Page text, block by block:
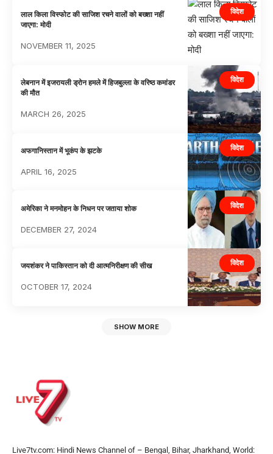
विदेश
लाल किला विस्फोट की साजिश रचने वालों को बख्शा नहीं
जाएगा: मोदी
NOVEMBER 11, 2025
विदेश
लेबनान में इजरायली ड्रोन हमले में हिजबुल्ला के वरिष्ठ कमांडर
की मौत
MARCH 26, 2025
विदेश
अफगानिस्तान में भूकंप के झटके
APRIL 16, 2025
विदेश
अमेरिका ने मनमोहन के निधन पर जताया शोक
DECEMBER 27, 2024
विदेश
जयशंकर ने पाकिस्तान को दी आत्मनिरीक्षण की सीख
OCTOBER 17, 2024
SHOW MORE
Live7tv.com: Hindi News Channel of – Bengal, Bihar, Jharkhand, World: